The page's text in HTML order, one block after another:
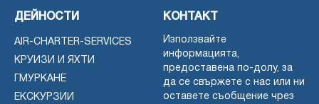
ДЕЙНОСТИ
AIR-CHARTER-SERVICES
КРУИЗИ И ЯХТИ
ГМУРКАНЕ
ЕКСКУРЗИИ
КОНТАКТ
Използвайте
информацията,
предоставена по-долу, за
да се свържете с нас или ни
оставете съобщение чрез